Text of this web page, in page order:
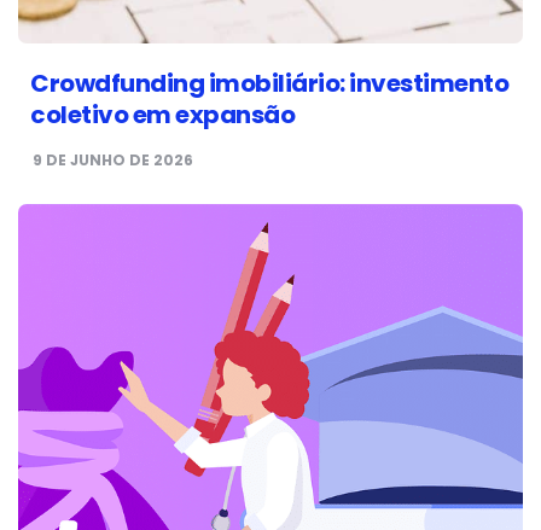
Crowdfunding imobiliário: investimento
coletivo em expansão
9 DE JUNHO DE 2026